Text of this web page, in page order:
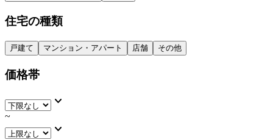
住宅の種類
戸建て マンション・アパート 店舗 その他
価格帯
keyboard_arrow_down
~
keyboard_arrow_down